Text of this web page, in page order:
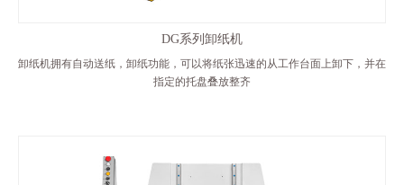
DG系列卸纸机
卸纸机拥有自动送纸，卸纸功能，可以将纸张迅速的从工作台面上卸下，并在
指定的托盘叠放整齐